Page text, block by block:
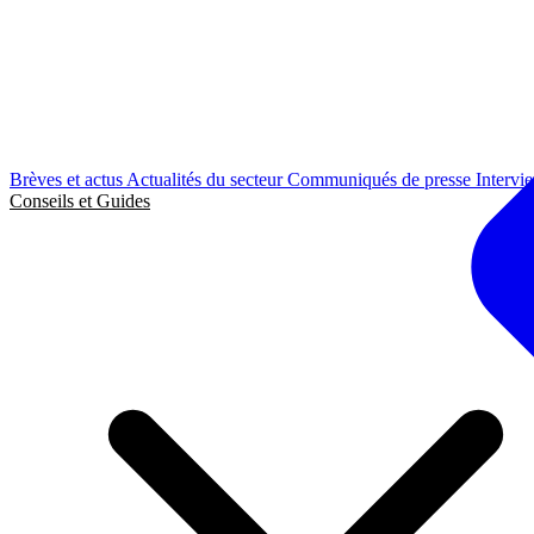
Brèves et actus Actualités du secteurCommuniqués de presse
Conseils et Guides